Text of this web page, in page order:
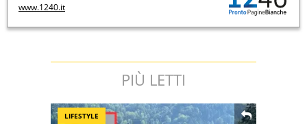
www.1240.it
PIÙ LETTI
LIFESTYLE